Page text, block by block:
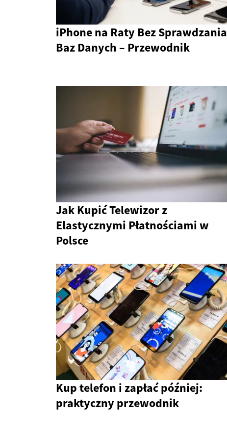
iPhone na Raty Bez Sprawdzania
Baz Danych – Przewodnik
Jak Kupić Telewizor z
Elastycznymi Płatnościami w
Polsce
Kup telefon i zapłać później:
praktyczny przewodnik